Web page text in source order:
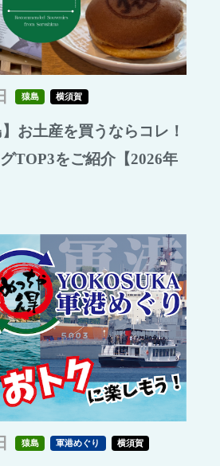
猿島 横須賀
】お土産を買うならコレ！
TOP3をご紹介【2026年
猿島 軍港めぐり 横須賀